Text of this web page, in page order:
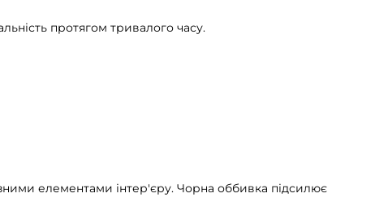
протягом тривалого часу.
елементами інтер'єру. Чорна оббивка підсилює